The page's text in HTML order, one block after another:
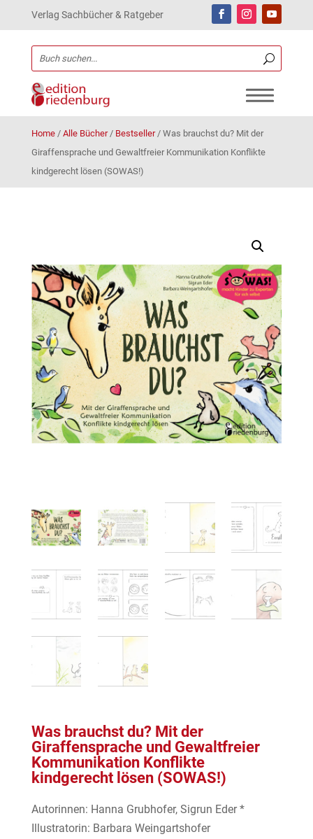
Verlag Sachbücher & Ratgeber
Home/ Alle Bücher/ Bestseller/ Was brauchst du? Mit der
Giraffensprache und Gewaltfreier Kommunikation Konflikte
kindgerecht lösen (SOWAS!)
Was brauchst du? Mit der
Giraffensprache und Gewaltfreier
Kommunikation Konflikte
kindgerecht lösen (SOWAS!)
Autorinnen: Hanna Grubhofer, Sigrun Eder *
Illustratorin: Barbara Weingartshofer